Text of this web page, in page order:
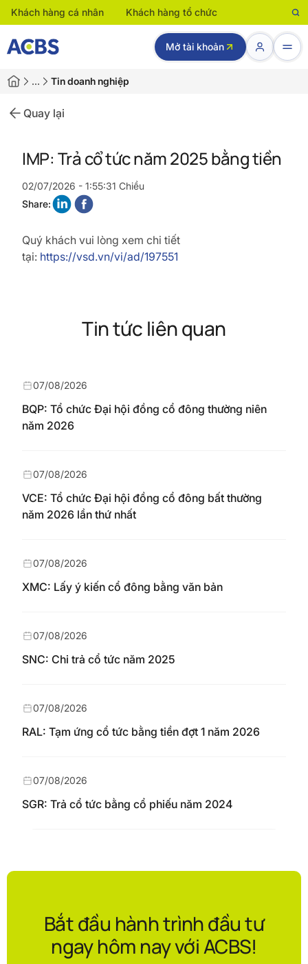
Khách hàng cá nhân Khách hàng tổ chức
Mở tài khoản
… Tin doanh nghiệp
Quay lại
IMP: Trả cổ tức năm 2025 bằng tiền
02/07/2026 - 1:55:31 Chiều
Share:
Quý khách vui lòng xem chi tiết
tại: https://vsd.vn/vi/ad/197551
Tin tức liên quan
BQP: Tổ chức Đại hội đồng cổ đông thường niên
năm 2026
07/08/2026
VCE: Tổ chức Đại hội đồng cổ đông bất thường
năm 2026 lần thứ nhất
07/08/2026
XMC: Lấy ý kiến cổ đông bằng văn bản
07/08/2026
SNC: Chi trả cổ tức năm 2025
07/08/2026
RAL: Tạm ứng cổ tức bằng tiền đợt 1 năm 2026
07/08/2026
SGR: Trả cổ tức bằng cổ phiếu năm 2024
07/08/2026
Bắt đầu hành trình đầu tư
ngay hôm nay với ACBS!